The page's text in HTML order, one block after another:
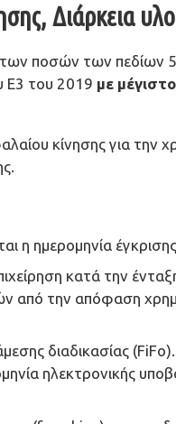
Διάρκεια
ποσών των πεδίων
Ε3 του 2019 με
κίνησης για την
η ημερομηνία
κατά την
από την απόφαση
διαδικασίας
ηλεκτρονικής